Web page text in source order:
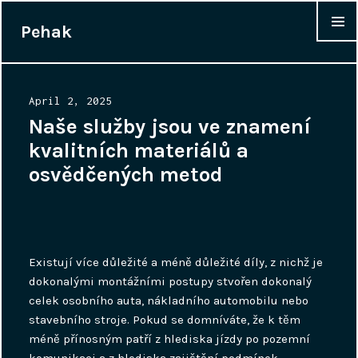
Pehak
Posted
on
April 2, 2025
Naše služby jsou ve znamení
kvalitních materiálů a
osvědčených metod
Existují více důležité a méně důležité díly, z nichž je
dokonalými montážními postupy stvořen dokonalý
celek osobního auta, nákladního automobilu nebo
stavebního stroje. Pokud se domníváte, že k těm
méně přínosným patří z hlediska jízdy po pozemní